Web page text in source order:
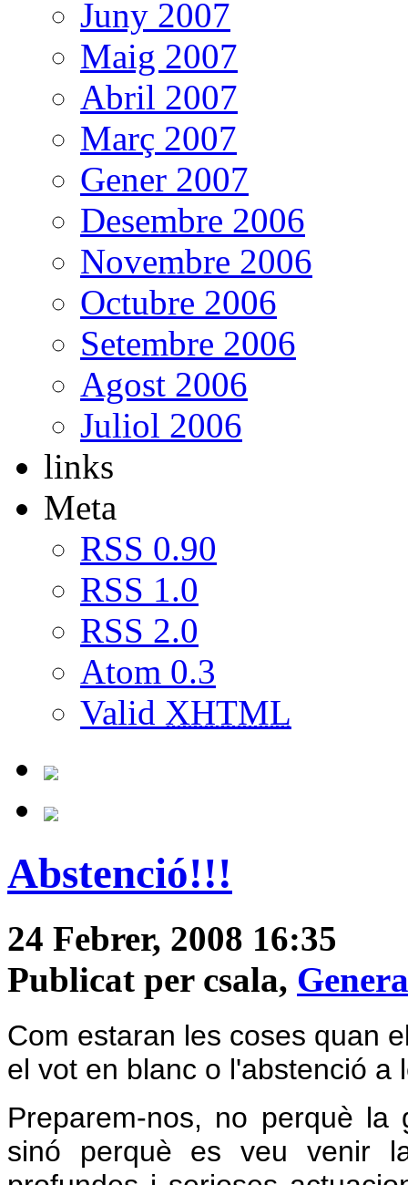
Juny 2007
Maig 2007
Abril 2007
Març 2007
Gener 2007
Desembre 2006
Novembre 2006
Octubre 2006
Setembre 2006
Agost 2006
Juliol 2006
links
Meta
RSS 0.90
RSS 1.0
RSS 2.0
Atom 0.3
Valid XHTML
Abstenció!!!
24 Febrer, 2008 16:35
Publicat per csala,
Com estaran les coses quan
el vot en blanc o l'abstenció a
Preparem-nos, no perquè
sinó perquè es veu venir